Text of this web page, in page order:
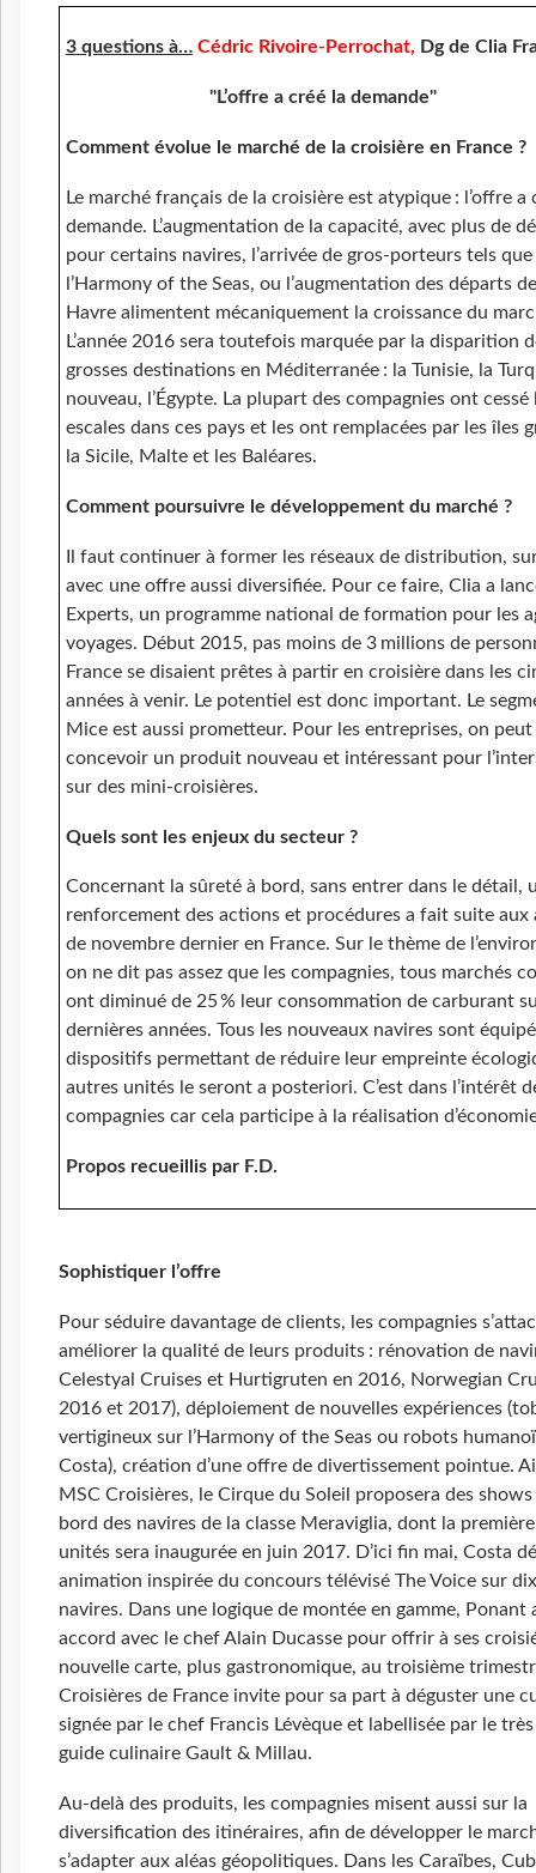
3 questions à… Cédric Rivoire-Perrochat, Dg de Clia
"L’offre a créé la demande"
Comment évolue le marché de la croisière en France ?
Le marché français de la croisière est atypique : l’offre a
demande. L’augmentation de la capacité, avec plus de
pour certains navires, l’arrivée de gros-porteurs tels que
l’Harmony of the Seas, ou l’augmentation des départs
Havre alimentent mécaniquement la croissance du
L’année 2016 sera toutefois marquée par la disparition
grosses destinations en Méditerranée : la Tunisie, la
nouveau, l’Égypte. La plupart des compagnies ont cessé
escales dans ces pays et les ont remplacées par les îles
la Sicile, Malte et les Baléares.
Comment poursuivre le développement du marché ?
Il faut continuer à former les réseaux de distribution,
avec une offre aussi diversifiée. Pour ce faire, Clia a
Experts, un programme national de formation pour les
voyages. Début 2015, pas moins de 3 millions de
France se disaient prêtes à partir en croisière dans les
années à venir. Le potentiel est donc important. Le
Mice est aussi prometteur. Pour les entreprises, on peut
concevoir un produit nouveau et intéressant pour
sur des mini-croisières.
Quels sont les enjeux du secteur ?
Concernant la sûreté à bord, sans entrer dans le détail,
renforcement des actions et procédures a fait suite aux
de novembre dernier en France. Sur le thème de
on ne dit pas assez que les compagnies, tous marchés
ont diminué de 25 % leur consommation de carburant
dernières années. Tous les nouveaux navires sont
dispositifs permettant de réduire leur empreinte
autres unités le seront a posteriori. C’est dans l’intérêt
compagnies car cela participe à la réalisation
Propos recueillis par F.D.
Sophistiquer l’offre
Pour séduire davantage de clients, les compagnies
améliorer la qualité de leurs produits : rénovation de
Celestyal Cruises et Hurtigruten en 2016, Norwegian
2016 et 2017), déploiement de nouvelles expériences
vertigineux sur l’Harmony of the Seas ou robots
Costa), création d’une offre de divertissement pointue.
MSC Croisières, le Cirque du Soleil proposera des
bord des navires de la classe Meraviglia, dont la
unités sera inaugurée en juin 2017. D’ici fin mai, Costa
animation inspirée du concours télévisé The Voice sur
navires. Dans une logique de montée en gamme, Ponant
accord avec le chef Alain Ducasse pour offrir à ses
nouvelle carte, plus gastronomique, au troisième
Croisières de France invite pour sa part à déguster une
signée par le chef Francis Lévèque et labellisée par le
guide culinaire Gault & Millau.
Au-delà des produits, les compagnies misent aussi sur la
diversification des itinéraires, afin de développer le
s’adapter aux aléas géopolitiques. Dans les Caraïbes,